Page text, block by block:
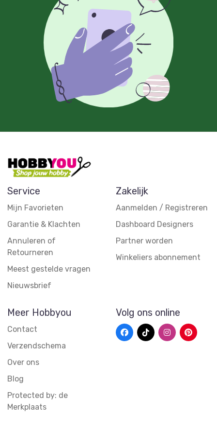
Service
Mijn Favorieten
Garantie & Klachten
Annuleren of
Retourneren
Meest gestelde vragen
Nieuwsbrief
Zakelijk
Aanmelden / Registreren
Dashboard Designers
Partner worden
Winkeliers abonnement
Meer Hobbyou
Contact
Verzendschema
Over ons
Blog
Protected by: de
Merkplaats
Volg ons online